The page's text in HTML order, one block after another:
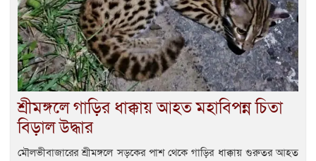
শ্রীমঙ্গলে গাড়ির ধাক্কায় আহত মহাবিপন্ন চিতা
বিড়াল উদ্ধার
মৌলভীবাজারের শ্রীমঙ্গলে সড়কের পাশ থেকে গাড়ির ধাক্কায় গুরুতর আহত